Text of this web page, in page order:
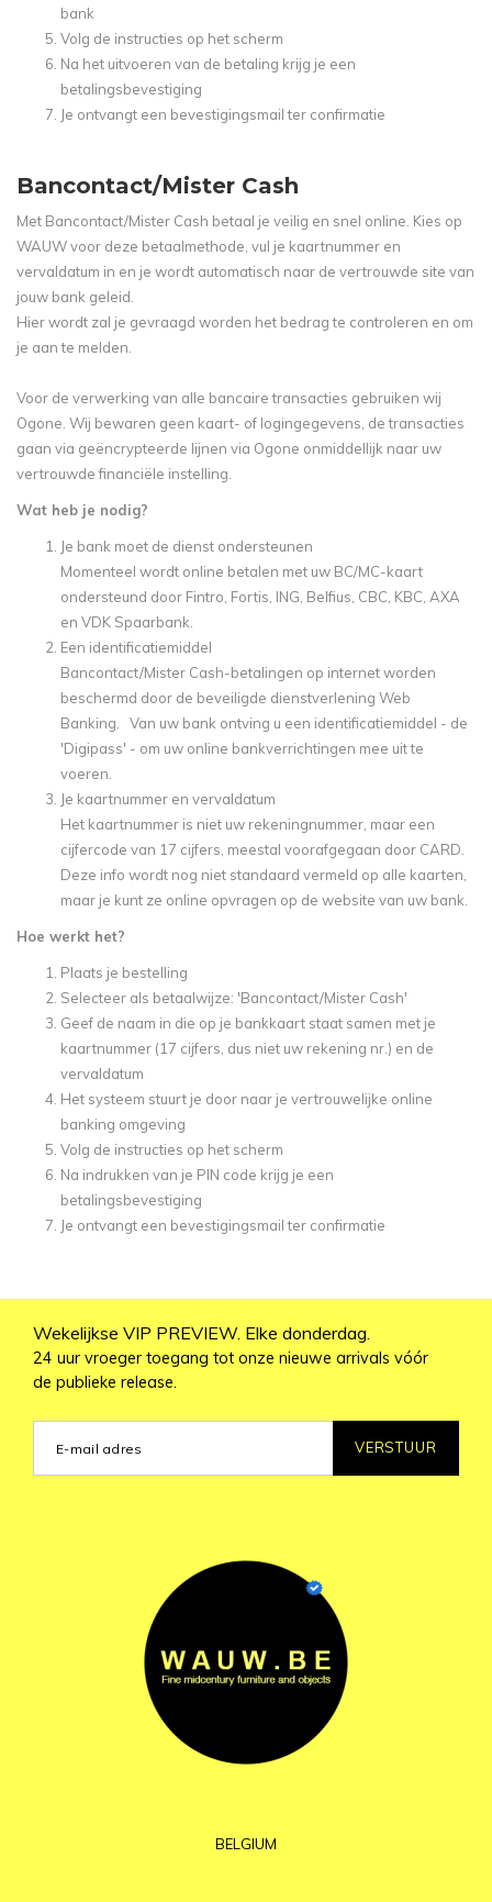
bank
Volg de instructies op het scherm
Na het uitvoeren van de betaling krijg je een
betalingsbevestiging
Je ontvangt een bevestigingsmail ter confirmatie
Bancontact/Mister Cash
Met Bancontact/Mister Cash betaal je veilig en snel online. Kies op
WAUW voor deze betaalmethode, vul je kaartnummer en
vervaldatum in en je wordt automatisch naar de vertrouwde site van
jouw bank geleid.
Hier wordt zal je gevraagd worden het bedrag te controleren en om
je aan te melden.
Voor de verwerking van alle bancaire transacties gebruiken wij
Ogone. Wij bewaren geen kaart- of logingegevens, de transacties
gaan via geëncrypteerde lijnen via Ogone onmiddellijk naar uw
vertrouwde financiële instelling.
Wat heb je nodig?
Je bank moet de dienst ondersteunen
Momenteel wordt online betalen met uw BC/MC-kaart
ondersteund door Fintro, Fortis, ING, Belfius, CBC, KBC, AXA
en VDK Spaarbank.
Een identificatiemiddel
Bancontact/Mister Cash-betalingen op internet worden
beschermd door de beveiligde dienstverlening Web
Banking. Van uw bank ontving u een identificatiemiddel - de
'Digipass' - om uw online bankverrichtingen mee uit te
voeren.
Je kaartnummer en vervaldatum
Het kaartnummer is niet uw rekeningnummer, maar een
cijfercode van 17 cijfers, meestal voorafgegaan door CARD.
Deze info wordt nog niet standaard vermeld op alle kaarten,
maar je kunt ze online opvragen op de website van uw bank.
Hoe werkt het?
Plaats je bestelling
Selecteer als betaalwijze: 'Bancontact/Mister Cash'
Geef de naam in die op je bankkaart staat samen met je
kaartnummer (17 cijfers, dus niet uw rekening nr.) en de
vervaldatum
Het systeem stuurt je door naar je vertrouwelijke online
banking omgeving
Volg de instructies op het scherm
Na indrukken van je PIN code krijg je een
betalingsbevestiging
Je ontvangt een bevestigingsmail ter confirmatie
Wekelijkse VIP PREVIEW. Elke donderdag.
24 uur vroeger toegang tot onze nieuwe arrivals vóór
de publieke release.
VERSTUUR
BELGIUM